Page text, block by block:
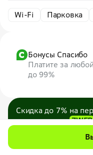
Wi-Fi Парковка
Бонусы Спасибо
Платите за
до 99%
Скидка до 7% на
по промокоду 7WEB